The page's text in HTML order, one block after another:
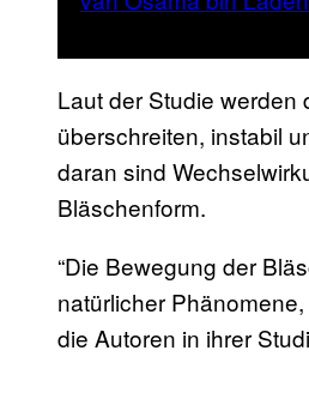
Laut der Studie
überschreiten, instabil
daran sind
Bläschenform.
“Die Bewegung der
natürlicher
die Autoren in ihrer